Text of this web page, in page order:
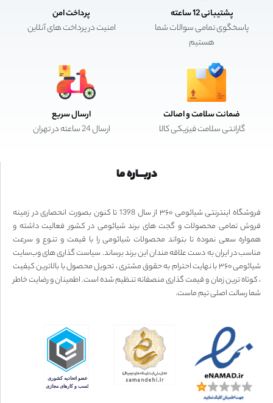
پشتیبانی 12 ساعته
پاسخگوی تمامی سوالات شما
هستیم
پرداخت امن
امنیت در پرداخت های آنلاین
ضمانت سلامت و اصالت
گارانتی سلامت فیزیکی کالا
ارسال سریع
ارسال 24 ساعته در تهران
دربـــاره ما
فروشگاه اینترنتی شیائومی ۳۶۰ از سال 1398 تا کنون بصورت انحصاری در زمینه
فروش تمامی محصولات و گجت های برند شیائومی در کشور فعالیت داشته و
همواره سعی نموده تا بتواند محصولات شیائومی را با قیمت و تنوع و سرعت
مناسب در ایران به دست علاقه مندان این برند برساند. سیاست گذاری های وب‌سایت
شیائومی ۳۶۰ با نهایت احترام به حقوق مشتری ، تحویل محصول با بالاترین کیفیت
، کوتاه ترین زمان و قیمت گذاری منصفانه تنظیم شده است. اطمینان و رضایت خاطر
شما رسالت اصلی تیم ماست.